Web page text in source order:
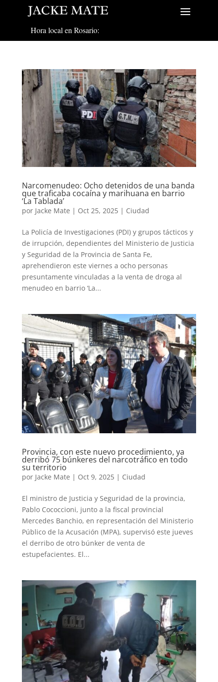
Hora local en Rosario:
Narcomenudeo: Ocho detenidos de una banda
que traficaba cocaína y marihuana en barrio
‘La Tablada’
por Jacke Mate | Oct 25, 2025| Ciudad
La Policía de Investigaciones (PDI) y grupos tácticos y
de irrupción, dependientes del Ministerio de Justicia
y Seguridad de la Provincia de Santa Fe,
aprehendieron este viernes a ocho personas
presuntamente vinculadas a la venta de droga al
menudeo en barrio ‘La...
Provincia, con este nuevo procedimiento, ya
derribó 75 búnkeres del narcotráfico en todo
su territorio
por Jacke Mate | Oct 9, 2025| Ciudad
El ministro de Justicia y Seguridad de la provincia,
Pablo Cococcioni, junto a la fiscal provincial
Mercedes Banchio, en representación del Ministerio
Público de la Acusación (MPA), supervisó este jueves
el derribo de otro búnker de venta de
estupefacientes. El...